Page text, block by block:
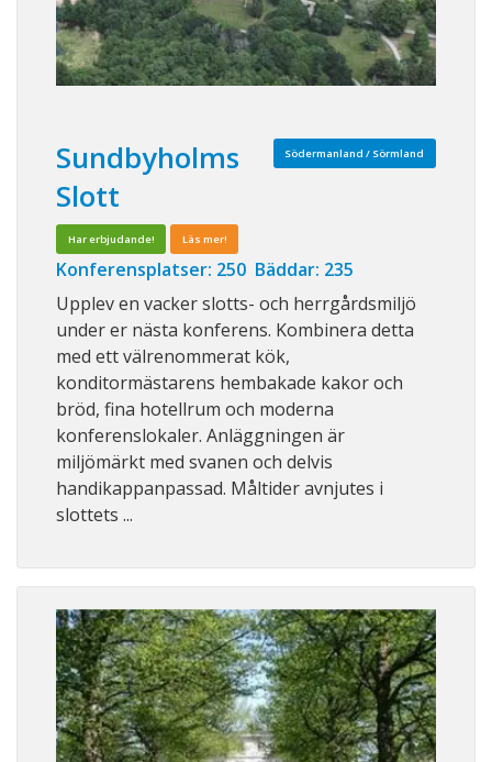
Södermanland / Sörmland
Sundbyholms
Slott
Har erbjudande! Läs mer!
Konferensplatser: 250 Bäddar: 235
Upplev en vacker slotts- och herrgårdsmiljö
under er nästa konferens. Kombinera detta
med ett välrenommerat kök,
konditormästarens hembakade kakor och
bröd, fina hotellrum och moderna
konferenslokaler. Anläggningen är
miljömärkt med svanen och delvis
handikappanpassad. Måltider avnjutes i
slottets ...